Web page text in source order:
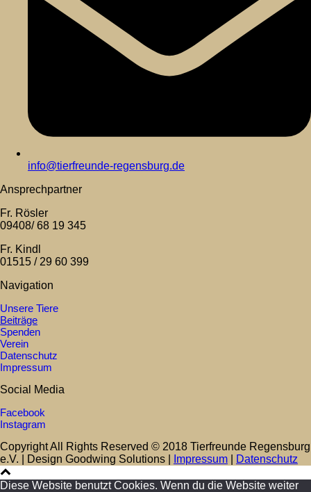
info@tierfreunde-regensburg.de
Ansprechpartner
Fr. Rösler
09408/ 68 19 345
Fr. Kindl
01515 / 29 60 399
Navigation
Unsere Tiere
Beiträge
Spenden
Verein
Datenschutz
Impressum
Social Media
Facebook
Instagram
Copyright All Rights Reserved © 2018 Tierfreunde Regensburg
e.V. | Design Goodwing Solutions |
Impressum Datenschutz
Diese Website benutzt Cookies. Wenn du die Website weiter